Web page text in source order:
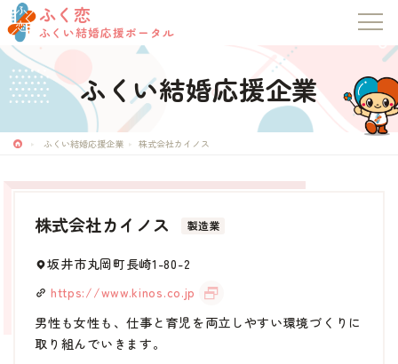
ふく恋
ふくい結婚応援ポータル
ふく恋
ふくい結婚応援ポータル
トップページ
お知らせ
成婚者の声
ふくい結婚応援企業
ふくい結婚応援企業 株式会社カイノス
株式会社カイノス 製造業
坂井市丸岡町長崎1-80-2
https://www.kinos.co.jp
男性も女性も、仕事と育児を両立しやすい環境づくりに
取り組んでいきます。